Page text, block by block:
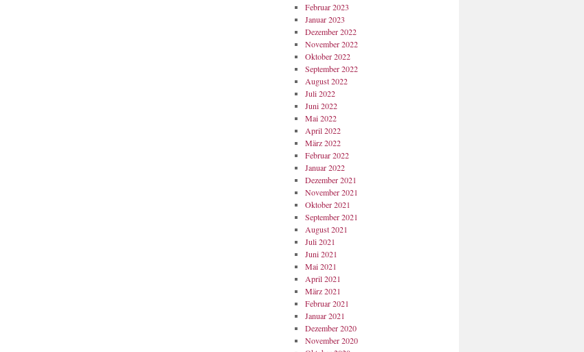
Februar 2023
Januar 2023
Dezember 2022
November 2022
Oktober 2022
September 2022
August 2022
Juli 2022
Juni 2022
Mai 2022
April 2022
März 2022
Februar 2022
Januar 2022
Dezember 2021
November 2021
Oktober 2021
September 2021
August 2021
Juli 2021
Juni 2021
Mai 2021
April 2021
März 2021
Februar 2021
Januar 2021
Dezember 2020
November 2020